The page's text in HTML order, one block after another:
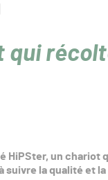
qui
HiPSter, un chariot
la qualité et